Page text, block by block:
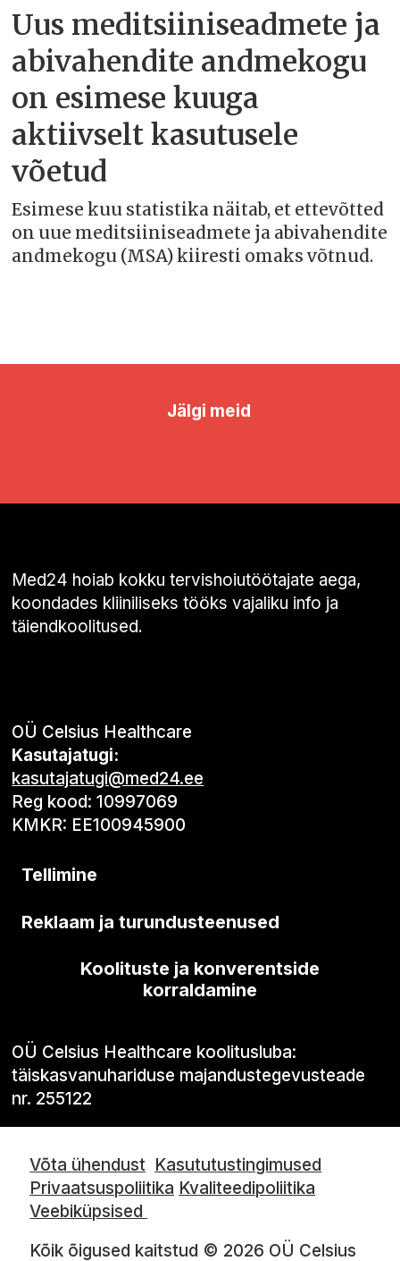
Uus meditsiiniseadmete ja
abivahendite andmekogu
on esimese kuuga
aktiivselt kasutusele
võetud
Esimese kuu statistika näitab, et ettevõtted
on uue meditsiiniseadmete ja abivahendite
andmekogu (MSA) kiiresti omaks võtnud.
Jälgi meid
Med24 hoiab kokku tervishoiutöötajate aega,
koondades kliiniliseks tööks vajaliku info ja
täiendkoolitused.
OÜ Celsius Healthcare
Kasutajatugi:
kasutajatugi@med24.ee
Reg kood: 10997069
KMKR: EE100945900
Tellimine
Reklaam ja turundusteenused
Koolituste ja konverentside
korraldamine
OÜ Celsius Healthcare koolitusluba:
täiskasvanuhariduse majandustegevusteade
nr. 255122
Võta ühendust Kasututustingimused
Privaatsuspoliitika Kvaliteedipoliitika
Veebiküpsised
Kõik õigused kaitstud © 2026 OÜ Celsius